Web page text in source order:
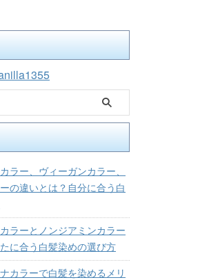
ラー、ヴィーガンカラー、
の違いとは？自分に合う白
ラーとノンジアミンカラー
に合う白髪染めの選び方
カラーで白髪を染めるメリ